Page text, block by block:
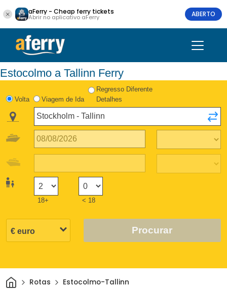
aFerry - Cheap ferry tickets
Abrir no aplicativo aFerry ABERTO
Estocolmo a Tallinn Ferry
Volta Viagem de Ida
Regresso Diferente
Detalhes
18+ < 18
Procurar
CasaRotas Estocolmo-Tallinn